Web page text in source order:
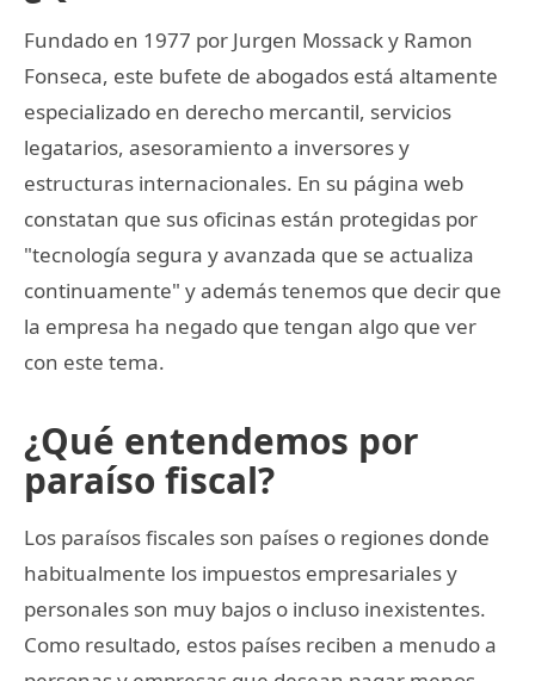
Fundado en 1977 por Jurgen Mossack y Ramon
Fonseca, este bufete de abogados está altamente
especializado en derecho mercantil, servicios
legatarios, asesoramiento a inversores y
estructuras internacionales. En su página web
constatan que sus oficinas están protegidas por
"tecnología segura y avanzada que se actualiza
continuamente" y además tenemos que decir que
la empresa ha negado que tengan algo que ver
con este tema.
¿Qué entendemos por
paraíso fiscal?
Los paraísos fiscales son países o regiones donde
habitualmente los impuestos empresariales y
personales son muy bajos o incluso inexistentes.
Como resultado, estos países reciben a menudo a